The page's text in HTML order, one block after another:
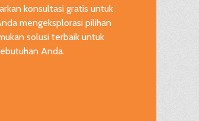
konsultasi gratis untuk
mengeksplorasi pilihan
solusi terbaik untuk
Anda.